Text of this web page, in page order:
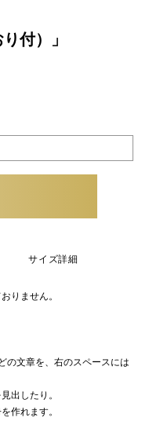
付）」
サイズ詳細
りません。
の文章を、右のスペースには
出したり。
作れます。